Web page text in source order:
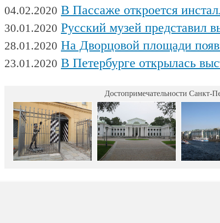
04.02.2020 В Пассаже откроется
30.01.2020 Русский музей представил
28.01.2020 На Дворцовой площади появилась интерактивная выставка военной техники,
23.01.2020 В Петербурге открылась выставка
Достопримечательности Санкт-